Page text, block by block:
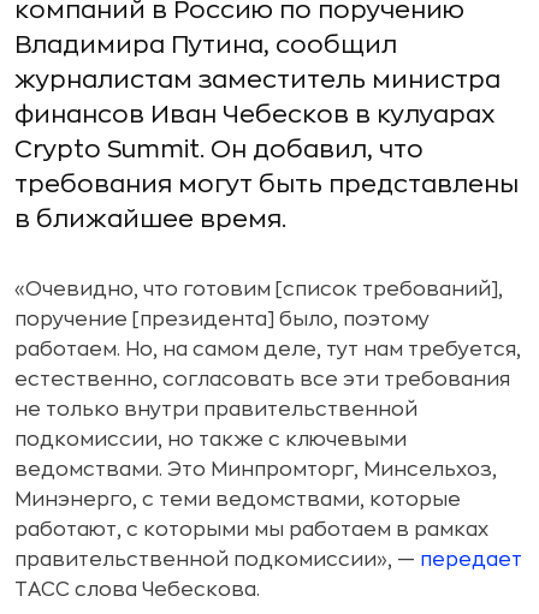
компаний в Россию по поручению
Владимира Путина, сообщил
журналистам заместитель министра
финансов Иван Чебесков в кулуарах
Crypto Summit. Он добавил, что
требования могут быть представлены
в ближайшее время.
«Очевидно, что готовим [список требований],
поручение [президента] было, поэтому
работаем. Но, на самом деле, тут нам требуется,
естественно, согласовать все эти требования
не только внутри правительственной
подкомиссии, но также с ключевыми
ведомствами. Это Минпромторг, Минсельхоз,
Минэнерго, с теми ведомствами, которые
работают, с которыми мы работаем в рамках
правительственной подкомиссии», — передает
ТАСС слова Чебескова.